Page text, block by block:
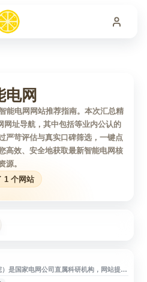
电网
能电网网站推荐指南。本次汇总精
网址导航，其中包括等业内公认的
严苛评估与真实口碑筛选，一键点
高效、安全地获取最新智能电网核
源。
1 个网站
是国家电网公司直属科研机构，网站提供
、成果转化、新闻动态和行业资讯等信